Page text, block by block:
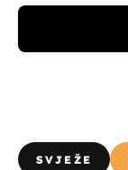
SVJEŽE